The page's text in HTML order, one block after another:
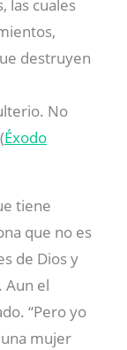
las cuales
destruyen
No
Éxodo
tiene
que no es
de Dios y
Aun el
“Pero yo
mujer